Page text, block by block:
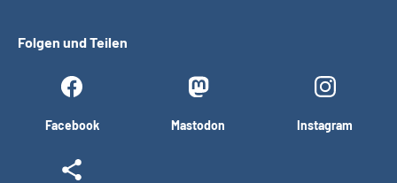
Folgen und Teilen
Facebook Mastodon Instagram